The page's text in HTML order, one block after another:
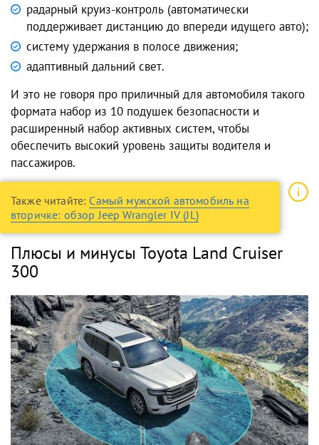
радарный круиз-контроль (автоматически
поддерживает дистанцию до впереди идущего авто);
систему удержания в полосе движения;
адаптивный дальний свет.
И это не говоря про приличный для автомобиля такого
формата набор из 10 подушек безопасности и
расширенный набор активных систем, чтобы
обеспечить высокий уровень защиты водителя и
пассажиров.
Также читайте: Самый мужской автомобиль на
вторичке: обзор Jeep Wrangler IV (JL)
Плюсы и минусы Toyota Land Cruiser
300